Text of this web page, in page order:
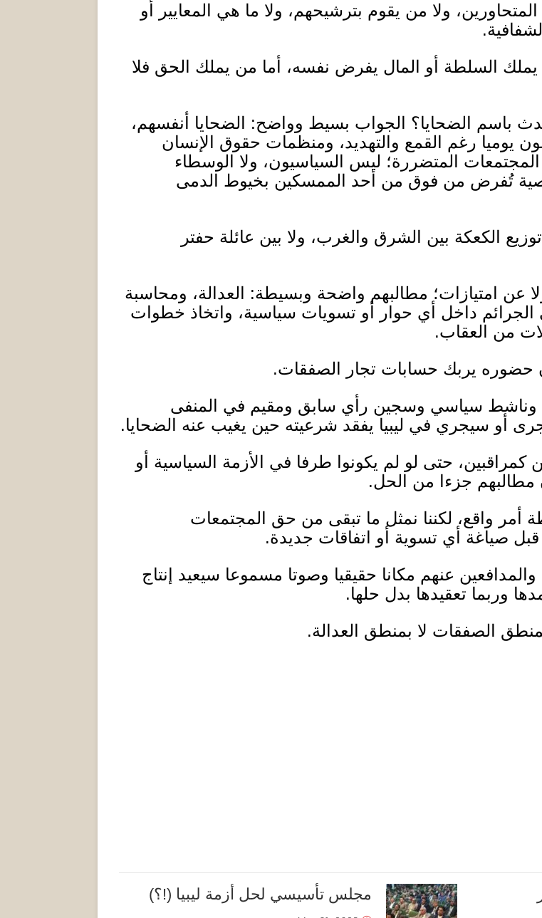
ولا من يقوم بترشيحهم، ولا ما هي المعايير أو
.
السلطة أو المال يفرض نفسه، أما من يملك الحق فلا
باسم الضحايا؟ الجواب بسيط وواضح:
الضحايا أنفسهم،
يوميا رغم القمع والتهديد، ومنظمات حقوق الإنسان
المتضررة؛ ليس السياسيون، ولا الوسطاء
تُفرض من فوق من أحد الممسكين بخيوط الدمى
الكعكة بين الشرق والغرب، ولا بين عائلة حفتر
عن امتيازات؛ مطالبهم واضحة وبسيطة:
العدالة، ومحاسبة
داخل أي حوار أو تسويات سياسية، واتخاذ خطوات
من العقاب.
حضوره يربك حسابات تجار الصفقات.
سياسي وسجين رأي سابق ومقيم في المنفى
أو سيجري في ليبيا يفقد شرعيته حين يغيب عنه الضحايا.
حتى لو لم يكونوا طرفا في الأزمة السياسية أو
مطالبهم جزءا من الحل.
أمر واقع، لكننا نمثل ما تبقى من حق المجتمعات
صياغة أي تسوية أو اتفاقات جديدة.
والمدافعين عنهم مكانا حقيقيا وصوتا مسموعا سيعيد إنتاج
وربما تعقيدها بدل حلها.
الصفقات لا بمنطق العدالة.
مجلس تأسيسي لحل أزمة ليبيا (!؟)